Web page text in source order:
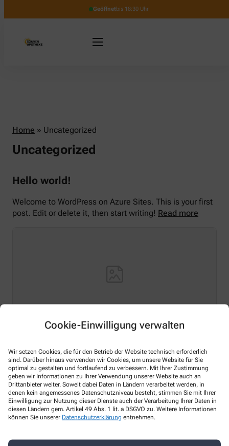
Cookie-Einwilligung verwalten
Wir setzen Cookies, die für den Betrieb der Website technisch erforderlich
sind. Darüber hinaus verwenden wir Cookies, um unsere Website für Sie
optimal zu gestalten und fortlaufend zu verbessern. Mit Ihrer Zustimmung
geben wir Informationen zu Ihrer Verwendung unserer Website auch an
Drittanbieter weiter. Soweit dabei Daten in Ländern verarbeitet werden, in
denen kein angemessenes Datenschutzniveau besteht, stimmen Sie mit Ihrer
Einwilligung zur Nutzung dieser Dienste auch der Verarbeitung Ihrer Daten in
diesen Ländern gem. Artikel 49 Abs. 1 lit. a DSGVO zu. Weitere Informationen
können Sie unserer Datenschutzerklärung entnehmen.
Geöffnetbis 18:30 Uhr
Home » Uncategorized
Uncategorized
Hello world!
Welcome to WordPress on Azure Sites. This is your first
post. Edit or delete it, then start writing! Read more
Welcome to WordPress on Azure Sites. This is your first
post. Edit or delete it, then start writing!
Mehr Lesen